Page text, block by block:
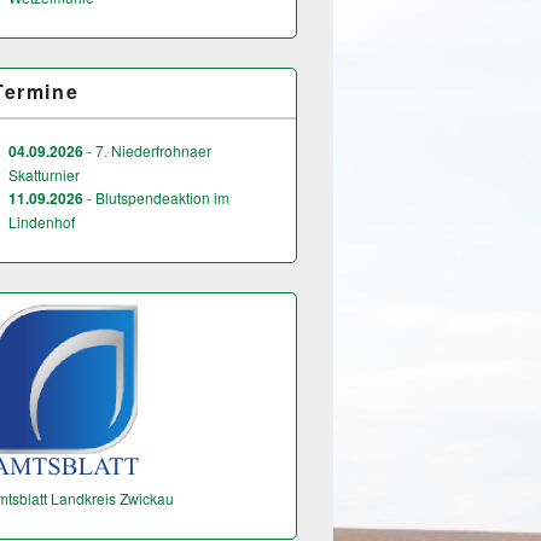
04.09.2026- 7. Niederfrohnaer
Skatturnier
11.09.2026- Blutspendeaktion im
Lindenhof
Landkreis Zwickau